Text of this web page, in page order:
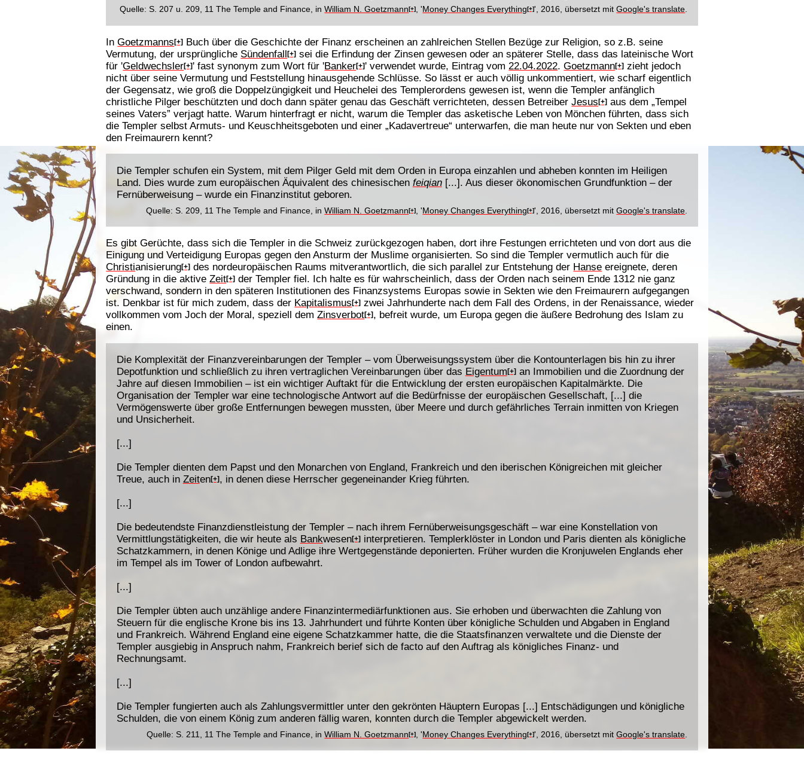
Quelle: S. 207 u. 209, 11 The Temple and Finance, inWilliam N. Goetzmann[+], 'Money Changes Everything[+]', 2016, übersetzt mitGoogle's translate.
InGoetzmanns[+] Buch über die Geschichte der Finanz erscheinen an zahlreichen Stellen Bezüge zur Religion, so z.B. seine
Vermutung, der ursprüngliche Sündenfall[+] sei die Erfindung der Zinsen gewesen oder an späterer Stelle, dass das lateinische Wort
für 'Geldwechsler[+]' fast synonym zum Wort für 'Banker[+]' verwendet wurde, Eintrag vom22.04.2022.Goetzmann[+] zieht jedoch
nicht über seine Vermutung und Feststellung hinausgehende Schlüsse. So lässt er auch völlig unkommentiert, wie scharf eigentlich
der Gegensatz, wie groß die Doppelzüngigkeit und Heuchelei des Templerordens gewesen ist, wenn die Templer anfänglich
christliche Pilger beschützten und doch dann später genau das Geschäft verrichteten, dessen BetreiberJesus[+] aus dem „Tempel
seines Vaters” verjagt hatte. Warum hinterfragt er nicht, warum die Templer das asketische Leben von Mönchen führten, dass sich
die Templer selbst Armuts- und Keuschheitsgeboten und einer „Kadavertreue“ unterwarfen, die man heute nur von Sekten und eben
den Freimaurern kennt?
Die Templer schufen ein System, mit dem Pilger Geld mit dem Orden in Europa einzahlen und abheben konnten im Heiligen
Land. Dies wurde zum europäischen Äquivalent des chinesischen feiqian[...]. Aus dieser ökonomischen Grundfunktion – der
Fernüberweisung – wurde ein Finanzinstitut geboren.
Quelle: S. 209, 11 The Temple and Finance, inWilliam N. Goetzmann[+] , 'Money Changes Everything[+]', 2016, übersetzt mitGoogle's translate
Es gibt Gerüchte, dass sich die Templer in die Schweiz zurückgezogen haben, dort ihre Festungen errichteten und von dort aus die
Einigung und Verteidigung Europas gegen den Ansturm der Muslime organisierten. So sind die Templer vermutlich auch für die
Christianisierung[+] des nordeuropäischen Raums mitverantwortlich, die sich parallel zur Entstehung der Hanse ereignete, deren
Gründung in die aktiveZeit[+] der Templer fiel. Ich halte es für wahrscheinlich, dass der Orden nach seinem Ende 1312 nie ganz
verschwand, sondern in den späteren Institutionen des Finanzsystems Europas sowie in Sekten wie den Freimaurern aufgegangen
ist. Denkbar ist für mich zudem, dass der Kapitalismus[+] zwei Jahrhunderte nach dem Fall des Ordens, in der Renaissance, wieder
vollkommen vom Joch der Moral, speziell demZinsverbot[+] , befreit wurde, um Europa gegen die äußere Bedrohung des Islam zu
einen.
Die Komplexität der Finanzvereinbarungen der Templer – vom Überweisungssystem über die Kontounterlagen bis hin zu ihrer
Depotfunktion und schließlich zu ihren vertraglichen Vereinbarungen über das Eigentum [+]an Immobilien und die Zuordnung der
Jahre auf diesen Immobilien – ist ein wichtiger Auftakt für die Entwicklung der ersten europäischen Kapitalmärkte. Die
Organisation der Templer war eine technologische Antwort auf die Bedürfnisse der europäischen Gesellschaft, [...] die
Vermögenswerte über große Entfernungen bewegen mussten, über Meere und durch gefährliches Terrain inmitten von Kriegen
und Unsicherheit.
[...]
Die Templer dienten dem Papst und den Monarchen von England, Frankreich und den iberischen Königreichen mit gleicher
Treue, auch in Zeiten[+], in denen diese Herrscher gegeneinander Krieg führten.
[...]
Die bedeutendste Finanzdienstleistung der Templer – nach ihrem Fernüberweisungsgeschäft – war eine Konstellation von
Vermittlungstätigkeiten, die wir heute als Bankwesen[+]interpretieren. Templerklöster in London und Paris dienten als königliche
Schatzkammern, in denen Könige und Adlige ihre Wertgegenstände deponierten. Früher wurden die Kronjuwelen Englands eher
im Tempel als im Tower of London aufbewahrt.
[...]
Die Templer übten auch unzählige andere Finanzintermediärfunktionen aus. Sie erhoben und überwachten die Zahlung von
Steuern für die englische Krone bis ins 13. Jahrhundert und führte Konten über königliche Schulden und Abgaben in England
und Frankreich. Während England eine eigene Schatzkammer hatte, die die Staatsfinanzen verwaltete und die Dienste der
Templer ausgiebig in Anspruch nahm, Frankreich berief sich de facto auf den Auftrag als königliches Finanz- und
Rechnungsamt.
[...]
Die Templer fungierten auch als Zahlungsvermittler unter den gekrönten Häuptern Europas [...] Entschädigungen und königliche
Schulden, die von einem König zum anderen fällig waren, konnten durch die Templer abgewickelt werden.
Quelle: S. 211, 11 The Temple and Finance, inWilliam N. Goetzmann[+] , 'Money Changes Everything[+]', 2016, übersetzt mitGoogle's translate